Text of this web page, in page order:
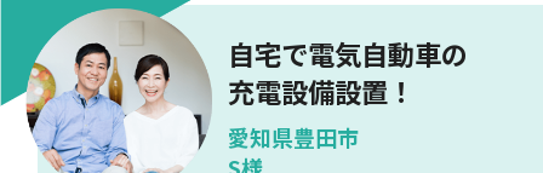
自宅で電気自動車の
充電設備設置！
愛知県豊田市
S様